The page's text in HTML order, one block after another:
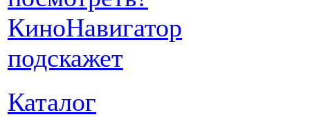
Каталог